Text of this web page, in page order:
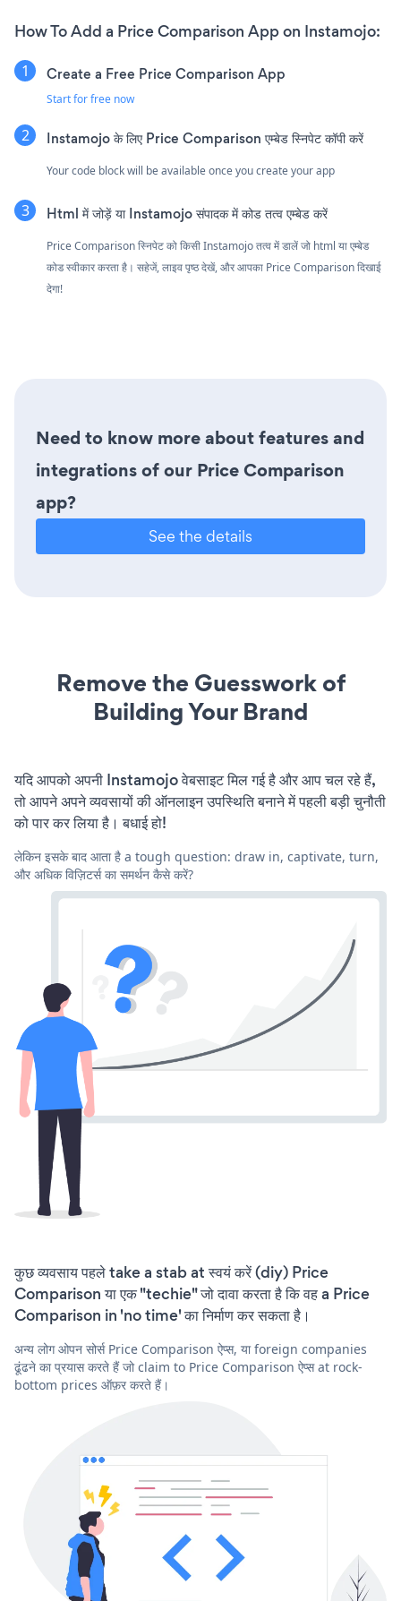
How To Add a Price Comparison App on Instamojo:
Create a Free Price Comparison App
Start for free now
Instamojo के लिए Price Comparison एम्बेड स्निपेट कॉपी करें
Your code block will be available once you create your app
Html में जोड़ें या Instamojo संपादक में कोड तत्व एम्बेड करें
Price Comparison स्निपेट को किसी Instamojo तत्व में डालें जो html या एम्बेड
कोड स्वीकार करता है। सहेजें, लाइव पृष्ठ देखें, और आपका Price Comparison दिखाई
देगा!
Need to know more about features and
integrations of our Price Comparison
app?
See the details
Remove the Guesswork of
Building Your Brand
यदि आपको अपनी Instamojo वेबसाइट मिल गई है और आप चल रहे हैं,
तो आपने अपने व्यवसायों की ऑनलाइन उपस्थिति बनाने में पहली बड़ी चुनौती
को पार कर लिया है। बधाई हो!
लेकिन इसके बाद आता है a tough question: draw in, captivate, turn,
और अधिक विज़िटर्स का समर्थन कैसे करें?
कुछ व्यवसाय पहले take a stab at स्वयं करें (diy) Price
Comparison या एक "techie" जो दावा करता है कि वह a Price
Comparison in 'no time' का निर्माण कर सकता है।
अन्य लोग ओपन सोर्स Price Comparison ऐप्स, या foreign companies
ढूंढने का प्रयास करते हैं जो claim to Price Comparison ऐप्स at rock-
bottom prices ऑफ़र करते हैं।